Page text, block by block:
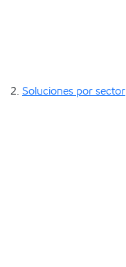
Soluciones por sector